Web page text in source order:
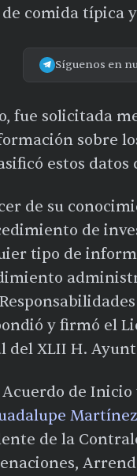
comida típica
Síguenos en
fue solicitada
sobre
estos datos
de su
de
tipo de
y firmó el
del XLII H.
de Inicio
de la